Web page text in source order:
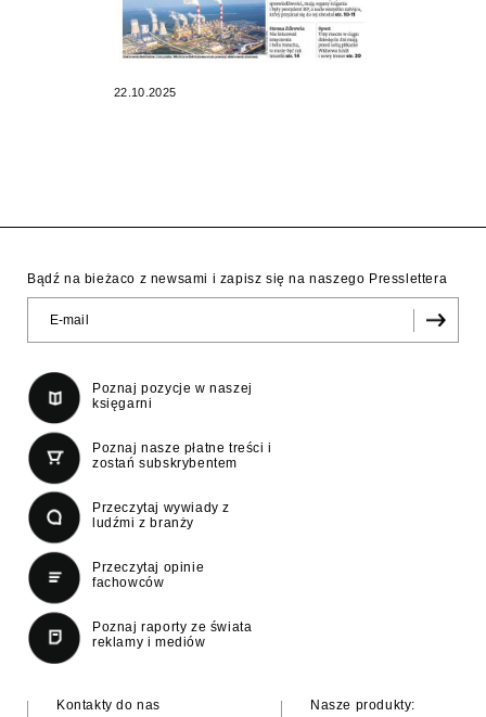
22.10.2025
Bądź na bieżaco z newsami i zapisz się na naszego Presslettera
Poznaj pozycje w naszej
księgarni
Poznaj nasze płatne treści i
zostań subskrybentem
Przeczytaj wywiady z
ludźmi z branży
Przeczytaj opinie
fachowców
Poznaj raporty ze świata
reklamy i mediów
Kontakty do nas
Nasze produkty: